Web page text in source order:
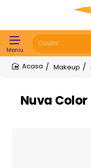
Cauta...
Nuva Color
Makeup